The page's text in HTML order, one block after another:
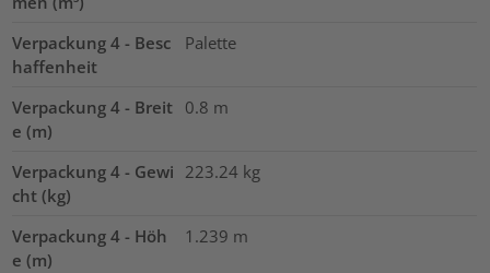
Verpackung 4 - Besc
haffenheit
Palette
Verpackung 4 - Breit
e (m)
0.8 m
Verpackung 4 - Gewi
cht (kg)
223.24 kg
Verpackung 4 - Höh
e (m)
1.239 m